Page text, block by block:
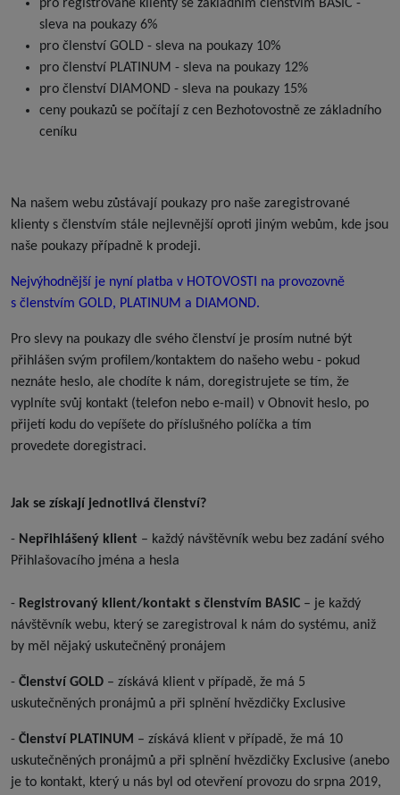
pro registrované klienty se základním členstvím BASIC -
sleva na poukazy 6%
pro členství GOLD - sleva na poukazy 10%
pro členství PLATINUM - sleva na poukazy 12%
pro členství DIAMOND - sleva na poukazy 15%
ceny poukazů se počítají z cen Bezhotovostně ze základního
ceníku
Na našem webu zůstávají poukazy pro naše zaregistrované
klienty s členstvím stále nejlevnější oproti jiným webům, kde jsou
naše poukazy případně k prodeji.
Nejvýhodnější je nyní platba v HOTOVOSTI na provozovně
s členstvím GOLD, PLATINUM a DIAMOND.
Pro slevy na poukazy dle svého členství je prosím nutné být
přihlášen svým profilem/kontaktem do našeho webu - pokud
neznáte heslo, ale chodíte k nám, doregistrujete se tím, že
vyplníte svůj kontakt (telefon nebo e-mail) v Obnovit heslo, po
přijetí kodu do vepíšete do příslušného políčka a tím
provedete doregistraci.
Jak se získají jednotlivá členství?
- Nepřihlášený klient – každý návštěvník webu bez zadání svého
Přihlašovacího jména a hesla
- Registrovaný klient/kontakt s členstvím BASIC – je každý
návštěvník webu, který se zaregistroval k nám do systému, aniž
by měl nějaký uskutečněný pronájem
- Členství GOLD – získává klient v případě, že má 5
uskutečněných pronájmů a při splnění hvězdičky Exclusive
- Členství PLATINUM – získává klient v případě, že má 10
uskutečněných pronájmů a při splnění hvězdičky Exclusive (anebo
je to kontakt, který u nás byl od otevření provozu do srpna 2019,